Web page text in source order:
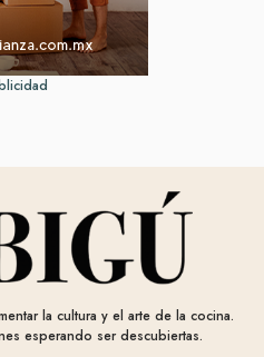
la cultura y el arte de la cocina.
esperando ser descubiertas.